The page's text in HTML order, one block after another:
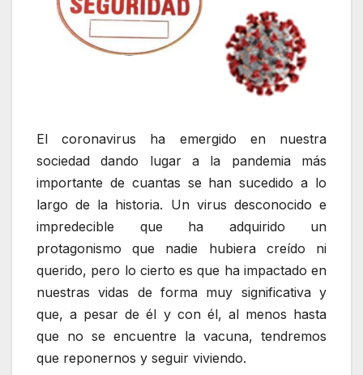
El coronavirus ha emergido en nuestra
sociedad dando lugar a la pandemia más
importante de cuantas se han sucedido a lo
largo de la historia. Un virus desconocido e
impredecible que ha adquirido un
protagonismo que nadie hubiera creído ni
querido, pero lo cierto es que ha impactado en
nuestras vidas de forma muy significativa y
que, a pesar de él y con él, al menos hasta
que no se encuentre la vacuna, tendremos
que reponernos y seguir viviendo.